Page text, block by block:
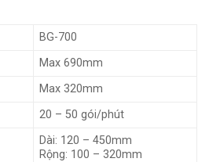
BG-700
Max 690mm
Max 320mm
20 – 50 gói/phút
Dài: 120 – 450mm
Rộng: 100 – 320mm